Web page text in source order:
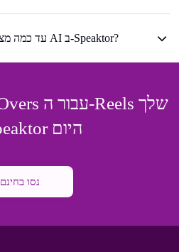
עד כמה מציאותיים הקולות שנוצרו על ידי AI ב-Speaktor?
עם Speaktor היום
נסו בחינם